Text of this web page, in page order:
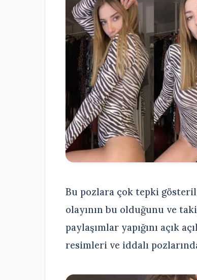
Bu pozlara çok tepki
olayının bu olduğunu ve
paylaşımlar yapığını açık
resimleri ve iddalı